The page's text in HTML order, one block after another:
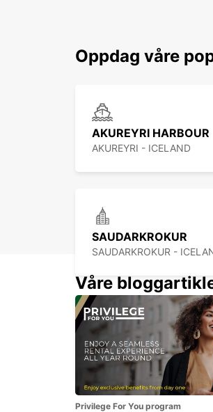
Oppdag våre
AKUREYRI HARBOUR
AKUREYRI - ICELAND
SAUDARKROKUR
SAUDARKROKUR -
HOFN AIRPORT
HOFN - ICELAND
Våre
Privilege For You program